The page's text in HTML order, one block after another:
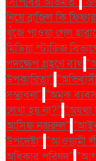
নিয়ে ব্রাজিল কি
খুঁজে পাওয়া গেল
মিডিয়া স্টাডিজ
পদক্ষেপ গ্রহণে ব্যর্থ
উপকারিতা"
সম্ভাবনা" "অমুক
লেখা হয় না?" "অযথা
আসিফ নজরুল"
উপদেষ্টা" "আওয়ামী
অধিকার পরিষদ"